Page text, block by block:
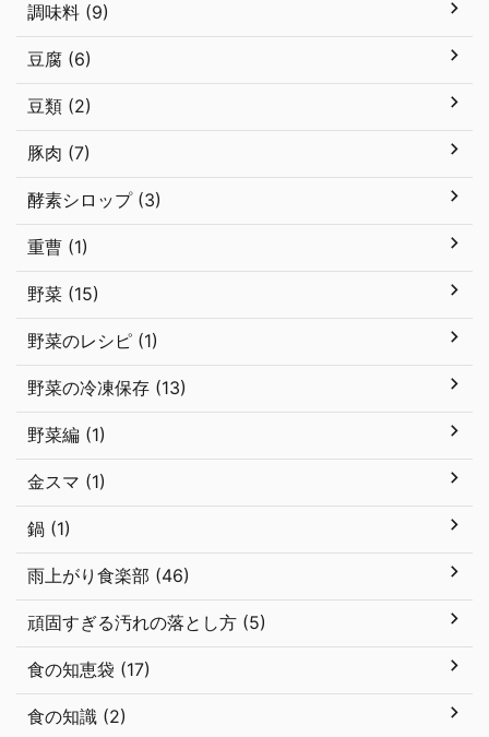
調味料 (9)
豆腐 (6)
豆類 (2)
豚肉 (7)
酵素シロップ (3)
重曹 (1)
野菜 (15)
野菜のレシピ (1)
野菜の冷凍保存 (13)
野菜編 (1)
金スマ (1)
鍋 (1)
雨上がり食楽部 (46)
頑固すぎる汚れの落とし方 (5)
食の知恵袋 (17)
食の知識 (2)